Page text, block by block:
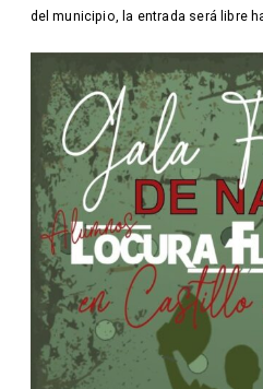
del municipio, la entrada será libre